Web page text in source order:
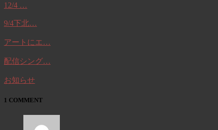
12/4 …
9/4下北…
アートにエ…
配信シング…
お知らせ
1 COMMENT